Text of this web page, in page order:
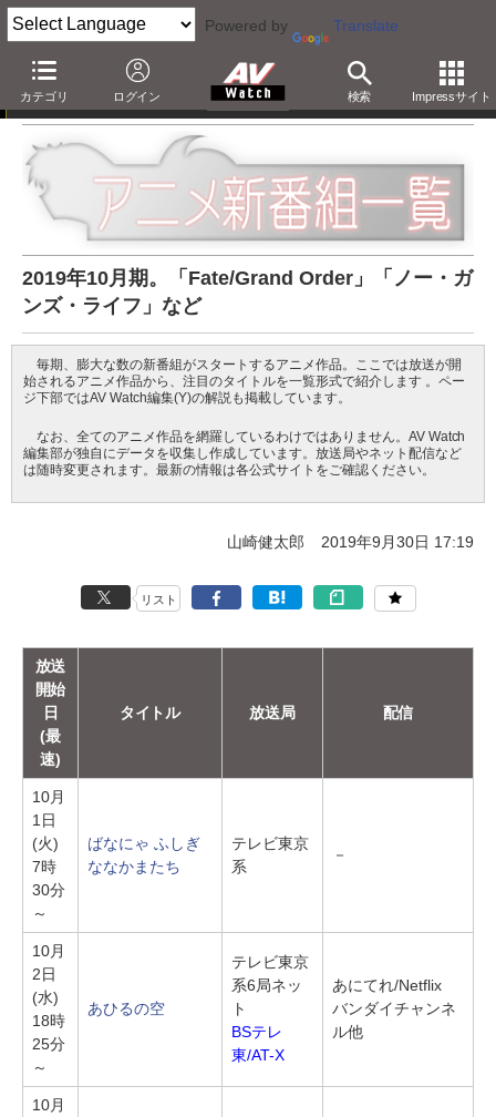
Powered by Translate
カテゴリ ログイン 検索 Impressサイト
アニメ新番組一覧
2019年10月期。「Fate/Grand Order」「ノー・ガ
ンズ・ライフ」など
毎期、膨大な数の新番組がスタートするアニメ作品。ここでは放送が開
始されるアニメ作品から、注目のタイトルを一覧形式で紹介します 。ペー
ジ下部ではAV Watch編集(Y)の解説も掲載しています。
なお、全てのアニメ作品を網羅しているわけではありません。AV Watch
編集部が独自にデータを収集し作成しています。放送局やネット配信など
は随時変更されます。最新の情報は各公式サイトをご確認ください。
山崎健太郎 2019年9月30日 17:19
リスト
放送
開始
日
(最
速)
タイトル 放送局 配信
10月
1日
(火)
7時
30分
～
ばなにゃ ふしぎ
ななかまたち
テレビ東京
系
－
10月
2日
(水)
18時
25分
～
あひるの空
テレビ東京
系6局ネッ
ト
BSテレ
東/AT-X
あにてれ/Netflix
バンダイチャンネ
ル他
10月